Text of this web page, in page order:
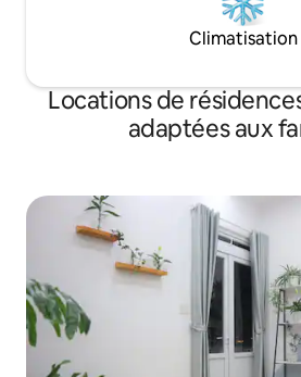
Climatisation
Locations de
adaptées aux